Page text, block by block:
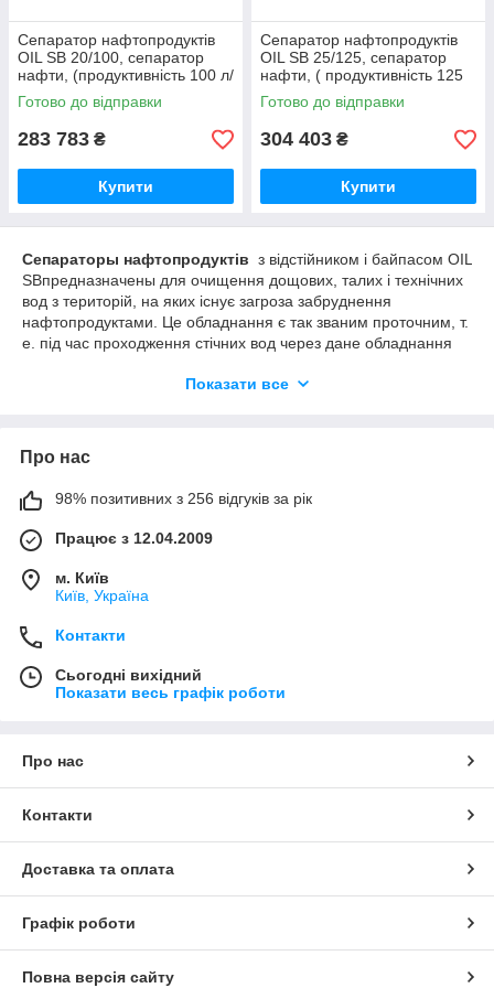
Сепаратор нафтопродуктів
OIL SB 20/100, сепаратор
нафти, (продуктивність 100 л/
с)
Готово до відправки
283 783 ₴
Купити
Сепаратор нафтопродуктів
OIL SB 25/125, сепаратор
нафти, ( продуктивність 125
л/с)
Готово до відправки
304 403 ₴
Купити
Cепараторы нафтопродуктів з відстійником і байпасом OIL
ЅВпредназначены для очищення дощових, талих і технічних
вод з територій, на яких існує загроза забруднення
нафтопродуктами. Це обладнання є так званим проточним, т.
е. під час проходження стічних вод через дане обладнання
стабільних емульсій від інших субстанцій. В силу специфіки
збору осаду в нижній частині пристрою. Проходження і
прискоренню цього процесу сприяють спеціальні
коалисцентные касети в сепараторах, які так і називаються –
коалисцентные сепаратори. Ці сепаратори
очищення стічних вод при номінальному потоці від 1,5 до 600
л/сек.
Показати все
Про нас
98% позитивних з 256 відгуків за рік
Працює з 12.04.2009
м. Київ
Київ, Україна
Контакти
Сьогодні вихідний
Показати весь графік роботи
Про нас
Контакти
Доставка та оплата
Графік роботи
Повна версія сайту